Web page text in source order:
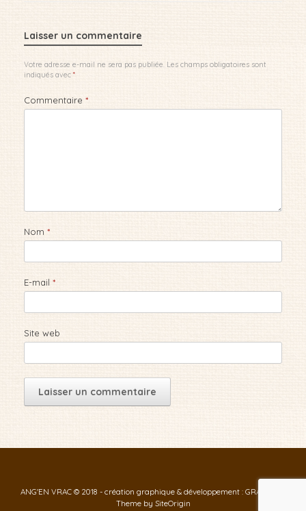
Laisser un commentaire
Votre adresse e-mail ne sera pas publiée. Les champs obligatoires sont
indiqués avec *
Commentaire *
Nom *
E-mail *
Site web
ANG'EN VRAC © 2018 - création graphique & développement : GRAF-ID
Theme by SiteOrigin